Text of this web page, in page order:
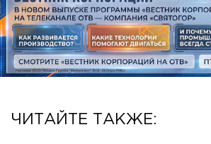
ЧИТАЙТЕ ТАКЖЕ: